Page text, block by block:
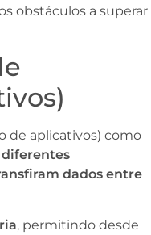
obstáculos a superar
de aplicativos) como
dados entre
, permitindo desde